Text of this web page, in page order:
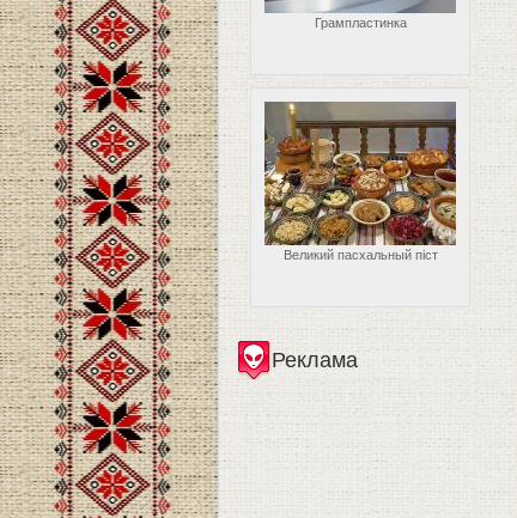
Грампластинка
Великий пасхальный піст
Реклама